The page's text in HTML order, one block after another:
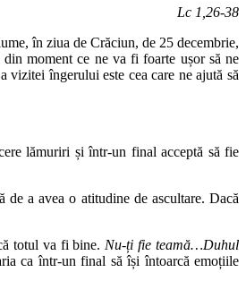
Lc 1,26-38
în ziua de Crăciun, de 25 decembrie,
moment ce ne va fi foarte ușor să ne
îngerului este cea care ne ajută să
lămuriri și într-un final acceptă să fie
a avea o atitudine de ascultare. Dacă
totul va fi bine. Nu-ți fie teamă…Duhul
ca într-un final să își întoarcă emoțiile